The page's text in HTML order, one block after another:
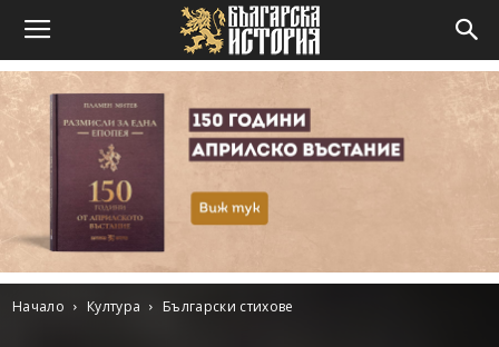
Начало Култура Български стихове